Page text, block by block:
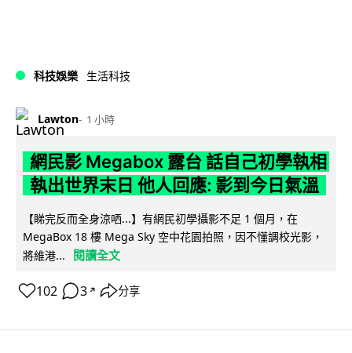
科技娛樂 生活科技
Lawton 1 小時
網民影 Megabox 露台 話自己初學執相
執出世界末日 他人回應: 影到今日氣溫
【睇完反而全身涼哂...】有網民初學攝影不足 1 個月，在
MegaBox 18 樓 Mega Sky 空中花園拍照，因不懂調校光影，
將維港...
閱讀全文
102 3 ↗ 分享